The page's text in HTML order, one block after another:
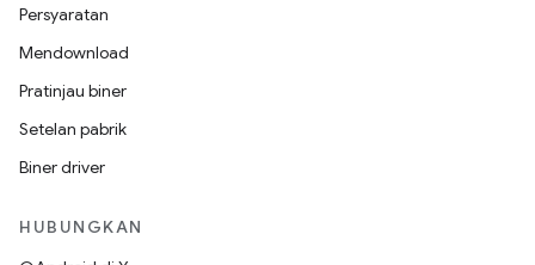
Persyaratan
Mendownload
Pratinjau biner
Setelan pabrik
Biner driver
HUBUNGKAN